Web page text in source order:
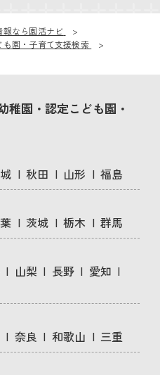
なら園活ナビ
園・子育て支援検索
稚園・認定こども園・
秋田 山形
福島
茨城 栃木
群馬
山梨 長野
愛知
奈良 和歌山
三重